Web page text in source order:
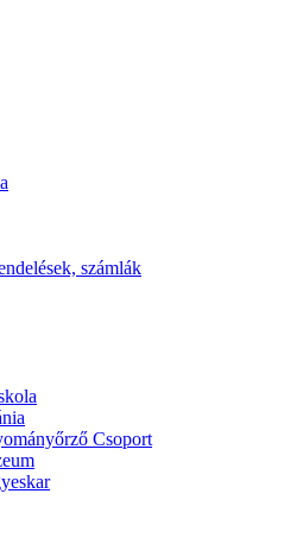
számlák
Csoport